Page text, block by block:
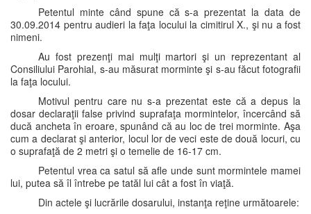
Petentul minte când spune că s-a prezentat la data de
30.09.2014 pentru audieri la faţa locului la cimitirul X., şi nu a fost
nimeni.
Au fost prezenţi mai mulţi martori şi un reprezentant al
Consiliului Parohial, s-au măsurat morminte şi s-au făcut fotografii
la faţa locului.
Motivul pentru care nu s-a prezentat este că a depus la
dosar declaraţii false privind suprafaţa mormintelor, încercând să
ducă ancheta în eroare, spunând că au loc de trei morminte. Aşa
cum a declarat şi anterior, locul lor de veci este de două locuri, cu
o suprafaţă de 2 metri şi o temelie de 16-17 cm.
Petentul vrea ca satul să afle unde sunt mormintele mamei
lui, putea să îl întrebe pe tatăl lui cât a fost în viaţă.
Din actele şi lucrările dosarului, instanţa reţine următoarele: